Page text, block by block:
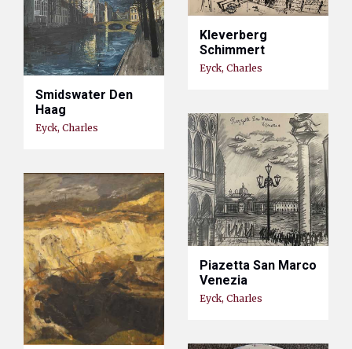
Kleverberg
Schimmert
Eyck, Charles
Smidswater Den
Haag
Eyck, Charles
Piazetta San Marco
Venezia
Eyck, Charles